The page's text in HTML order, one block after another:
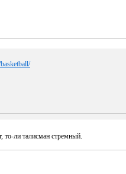
то-ли талисман стремный.